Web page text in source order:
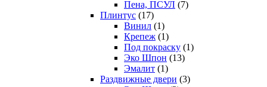
Пена, ПСУЛ (7)
Плинтус (17)
Винил (1)
Крепеж (1)
Под покраску (1)
Эко Шпон (13)
Эмалит (1)
Раздвижные двери (3)